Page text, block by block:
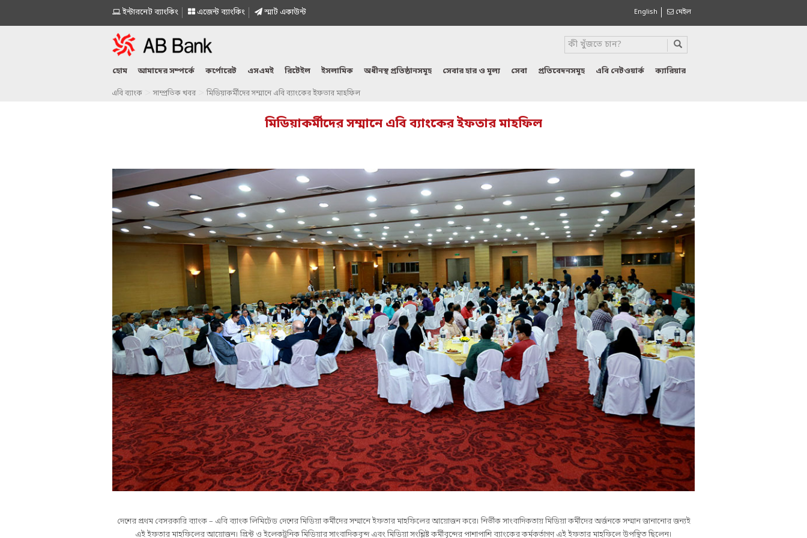
ইন্টারনেট ব্যাংকিং এজেন্ট ব্যাংকিং স্মাৰ্ট একাউন্ট English মেইল
হোম আমাদের সম্পর্কে কর্পোরেট এসএমই রিটেইল ইসলামিক অধীনস্থ প্রতিষ্ঠানসমূহ সেবার হার ও মূল্য সেবা প্রতিবেদনসমূহ এবি নেটওয়ার্ক ক্যারিয়ার
এবি ব্যাংক সাম্প্রতিক খবর মিডিয়াকর্মীদের সম্মানে এবি ব্যাংকের ইফতার মাহফিল
মিডিয়াকর্মীদের সম্মানে এবি ব্যাংকের ইফতার মাহফিল
দেশের প্রথম বেসরকারি ব্যাংক – এবি ব্যাংক লিমিটেড দেশের মিডিয়া কর্মীদের সম্মানে ইফতার মাহফিলের আয়োজন করে। নির্ভীক সাংবাদিকতায় মিডিয়া কর্মীদের অর্জনকে সম্মান জানানোর জন্যই
এই ইফতার মাহফিলের আয়োজন। প্রিন্ট ও ইলেকট্রনিক মিডিয়ার সাংবাদিকবৃন্দ এবং মিডিয়া সংশ্লিষ্ট কর্মীবৃন্দের পাশাপাশি ব্যাংকের কর্মকর্তাগণ এই ইফতার মাহফিলে উপস্থিত ছিলেন।